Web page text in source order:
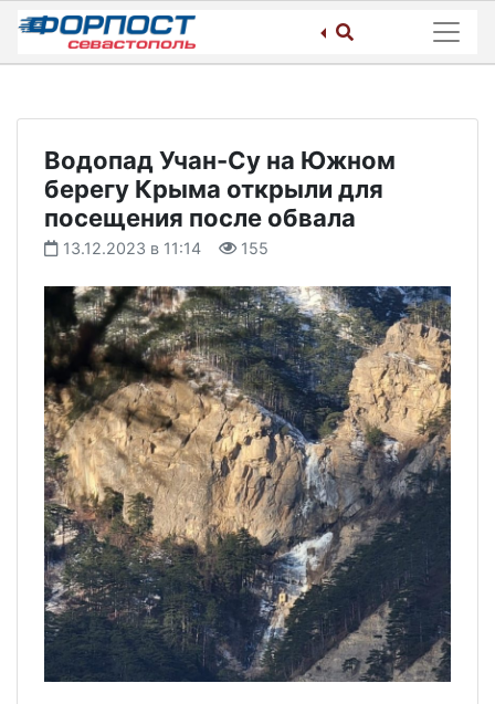
Skip
content
Водопад Учан-Су на Южном
берегу Крыма открыли для
посещения после обвала
13.12.2023 в 11:14 155